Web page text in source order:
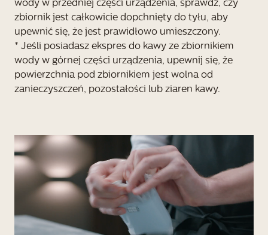
wody w przedniej części urządzenia, sprawdź, czy
zbiornik jest całkowicie dopchnięty do tyłu, aby
upewnić się, że jest prawidłowo umieszczony.
* Jeśli posiadasz ekspres do kawy ze zbiornikiem
wody w górnej części urządzenia, upewnij się, że
powierzchnia pod zbiornikiem jest wolna od
zanieczyszczeń, pozostałości lub ziaren kawy.